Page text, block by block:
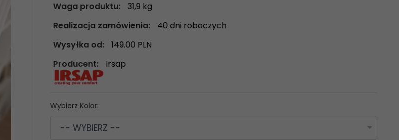
Waga produktu:
31,9 kg
Realizacja zamówienia:
40 dni roboczych
Wysyłka od:
149.00 PLN
Producent:
Irsap
Wybierz Kolor:
-- WYBIERZ --